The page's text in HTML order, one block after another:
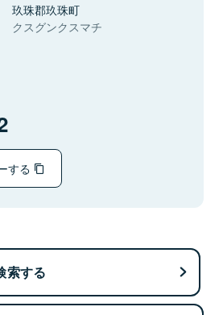
玖珠郡玖珠町
クスグンクスマチ
する
索する